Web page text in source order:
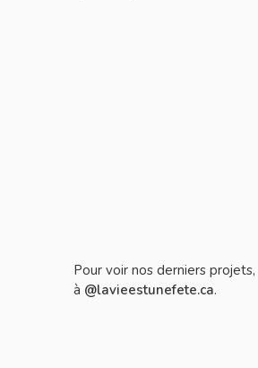
Pour voir nos derniers
à @lavieestunefete.ca.